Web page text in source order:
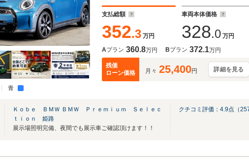
青
CarPlayナビ ミラー純正ETC
支払総額
352.3 万円
車両本体価格
328.0 万円
Aプラン 360.8万円 Bプラン 372.1万円
残価
ローン価格
月々 25,400円 詳細を見る
Ｋｏｂｅ ＢＭＷ ＢＭＷ Ｐｒｅｍｉｕｍ Ｓｅｌｅｃ
ｔｉｏｎ 姫路
展示場照明完備、夜間でも展示車ご確認頂けます！！
クチコミ評価： 4.9点（